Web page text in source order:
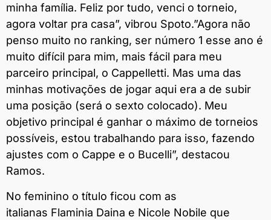
minha família. Feliz por tudo, venci o torneio,
agora voltar pra casa”, vibrou Spoto.”Agora não
penso muito no ranking, ser número 1 esse ano é
muito difícil para mim, mais fácil para meu
parceiro principal, o Cappelletti. Mas uma das
minhas motivações de jogar aqui era a de subir
uma posição (será o sexto colocado). Meu
objetivo principal é ganhar o máximo de torneios
possíveis, estou trabalhando para isso, fazendo
ajustes com o Cappe e o Bucelli”, destacou
Ramos.
No feminino o título ficou com as
italianas Flaminia Daina e Nicole Nobile que